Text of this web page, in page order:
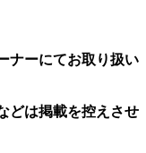
ナーにてお取り扱い
どは掲載を控えさせ